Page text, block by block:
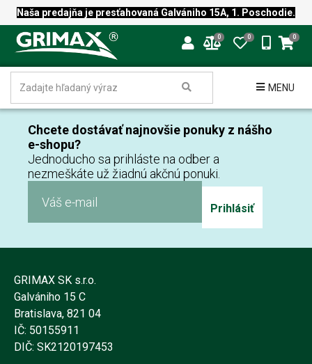
Naša predajňa je presťahovaná Galvániho 15A, 1. Poschodie.
0 0 0
MENU
Chcete dostávať najnovšie ponuky z nášho
e-shopu?
Jednoducho sa prihláste na odber a
nezmeškáte už žiadnú akčnú ponuki.
Prihlásiť
GRIMAX SK s.r.o.
Galvániho 15 C
Bratislava, 821 04
IČ: 50155911
DIČ: SK2120197453